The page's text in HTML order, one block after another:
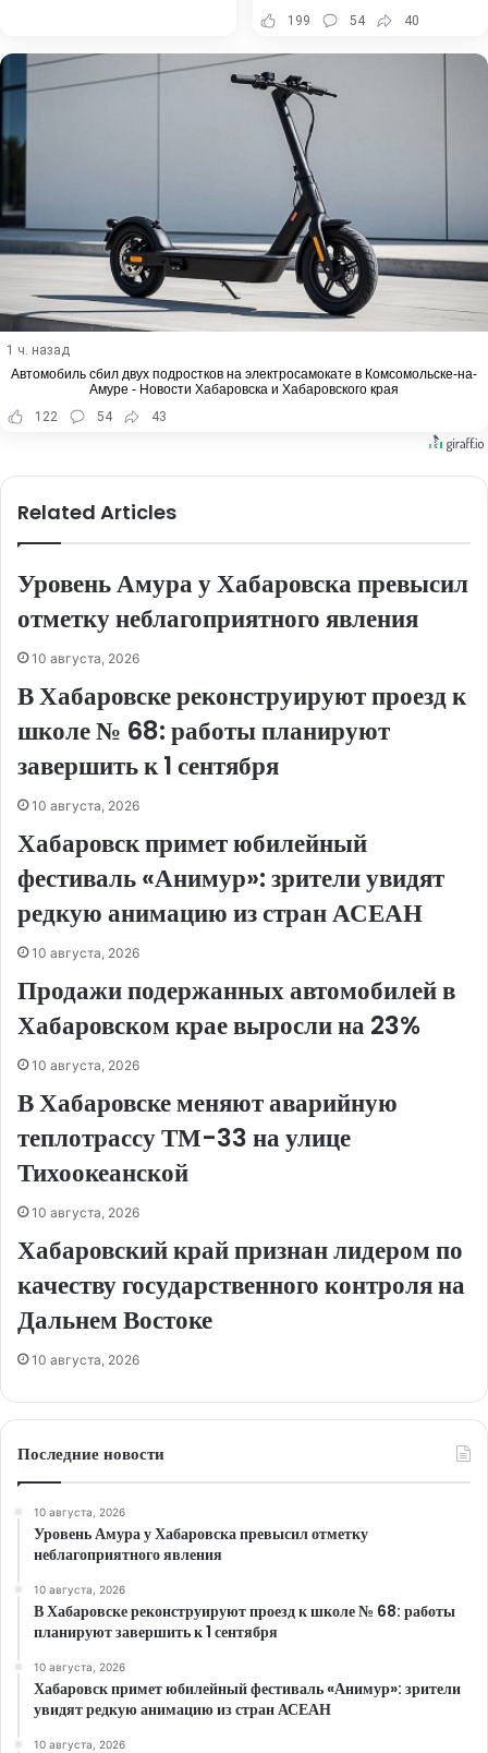
199
54 40
1 ч. назад
Автомобиль сбил двух подростков на электросамокате в Комсомольске-на-
Амуре - Новости Хабаровска и Хабаровского края
122
54 43
Related Articles
Уровень Амура у Хабаровска превысил
отметку неблагоприятного явления
10 августа, 2026
В Хабаровске реконструируют проезд к
школе № 68: работы планируют
завершить к 1 сентября
10 августа, 2026
Хабаровск примет юбилейный
фестиваль «Анимур»: зрители увидят
редкую анимацию из стран АСЕАН
10 августа, 2026
Продажи подержанных автомобилей в
Хабаровском крае выросли на 23%
10 августа, 2026
В Хабаровске меняют аварийную
теплотрассу ТМ-33 на улице
Тихоокеанской
10 августа, 2026
Хабаровский край признан лидером по
качеству государственного контроля на
Дальнем Востоке
10 августа, 2026
Последние новости
10 августа, 2026
Уровень Амура у Хабаровска превысил отметку
неблагоприятного явления
10 августа, 2026
В Хабаровске реконструируют проезд к школе № 68: работы
планируют завершить к 1 сентября
10 августа, 2026
Хабаровск примет юбилейный фестиваль «Анимур»: зрители
увидят редкую анимацию из стран АСЕАН
10 августа, 2026